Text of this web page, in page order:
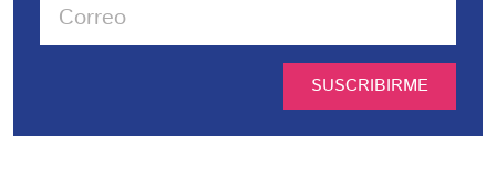
SUSCRIBIRME